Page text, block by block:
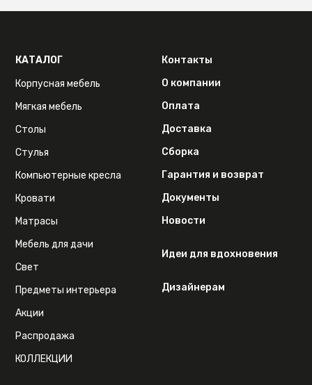
КАТАЛОГ
Корпусная мебель
Мягкая мебель
Столы
Стулья
Компьютерные кресла
Кровати
Матрасы
Мебель для дачи
Свет
Предметы интерьера
Акции
Распродажа
КОЛЛЕКЦИИ
Контакты
О компании
Оплата
Доставка
Сборка
Гарантия и возврат
Документы
Новости
Идеи для вдохновения
Дизайнерам